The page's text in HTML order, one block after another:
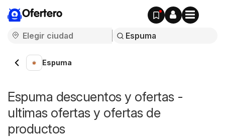
Ofertero
Espuma
Espuma descuentos y ofertas -
ultimas ofertas y ofertas de
productos